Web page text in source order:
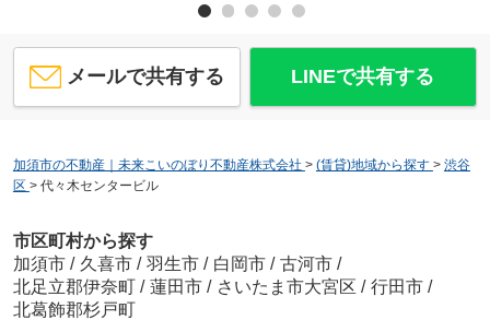
メールで共有する LINEで共有する
加須市の不動産｜未来こいのぼり不動産株式会社 > (賃貸)地域から探す > 渋谷
区 > 代々木センタービル
市区町村から探す
加須市 / 久喜市 / 羽生市 / 白岡市 / 古河市 /
北足立郡伊奈町 / 蓮田市 / さいたま市大宮区 / 行田市 /
北葛飾郡杉戸町